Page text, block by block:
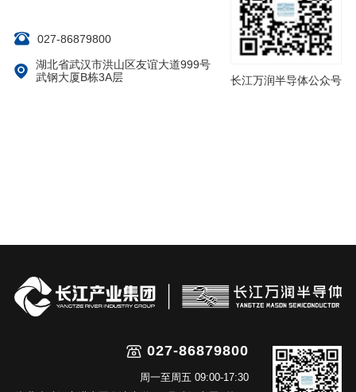
内部AI助手
027-86879800
湖北省武汉市洪山区友谊大道999号
武钢大厦B栋3A层
长江万润半导体公众号
027-86879800
周一至周五 09:00-17:30